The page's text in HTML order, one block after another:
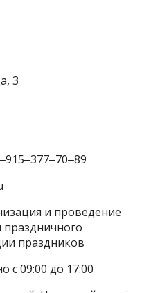
3
и проведение
праздников
с 09:00 до 17:00